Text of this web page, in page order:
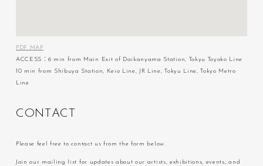
PDF MAP
ACCESS：6 min from Main Exit of Daikanyama Station, Tokyu Toyoko Line
10 min from Shibuya Station, Keio Line, JR Line, Tokyu Line, Tokyo Metro
Line
C ON T AC T
Please feel free to contact us from the form below.
Join our mailing list for updates about our artists, exhibitions, events, and